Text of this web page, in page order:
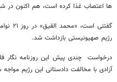
ها اعتصاب غذا کرده است، هم اکنون در
رژیم صهیونیستی بازداشت شد.
درخواست چندی پیش این روزنامه نگار
آزادی با مخالفت دادستانی این رژیم